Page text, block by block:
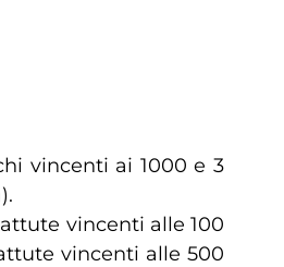
vincenti ai 1000 e 3
vincenti alle 100
vincenti alle 500